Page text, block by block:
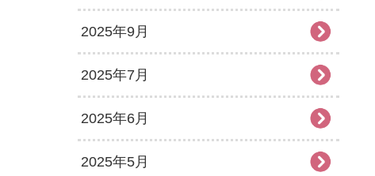
2025年9月
2025年7月
2025年6月
2025年5月